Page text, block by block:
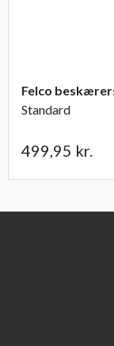
Standard
499,95 kr.